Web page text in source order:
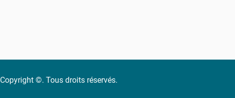
Copyright ©. Tous droits réservés.